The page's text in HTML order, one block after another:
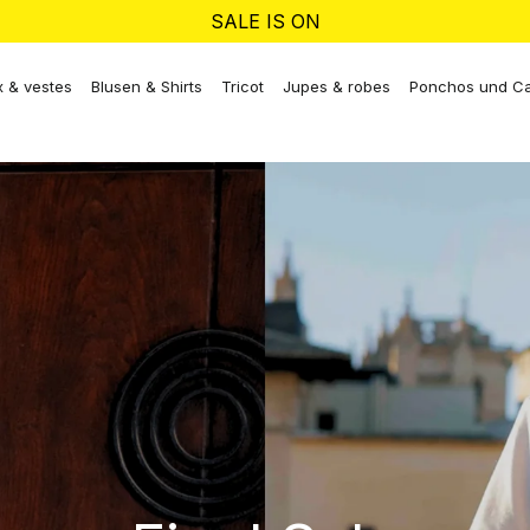
SALE IS ON
& vestes Blusen & Shirts Tricot Jupes & robes Ponchos und